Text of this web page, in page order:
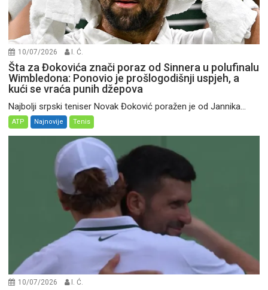
10/07/2026 I. Ć.
Šta za Đokovića znači poraz od Sinnera u polufinalu
Wimbledona: Ponovio je prošlogodišnji uspjeh, a
kući se vraća punih džepova
Najbolji srpski teniser Novak Đoković poražen je od Jannika...
ATP Najnovije Tenis
10/07/2026 I. Ć.